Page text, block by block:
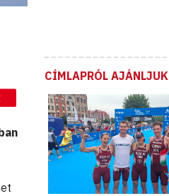
CÍMLAPRÓL AJÁNLJUK